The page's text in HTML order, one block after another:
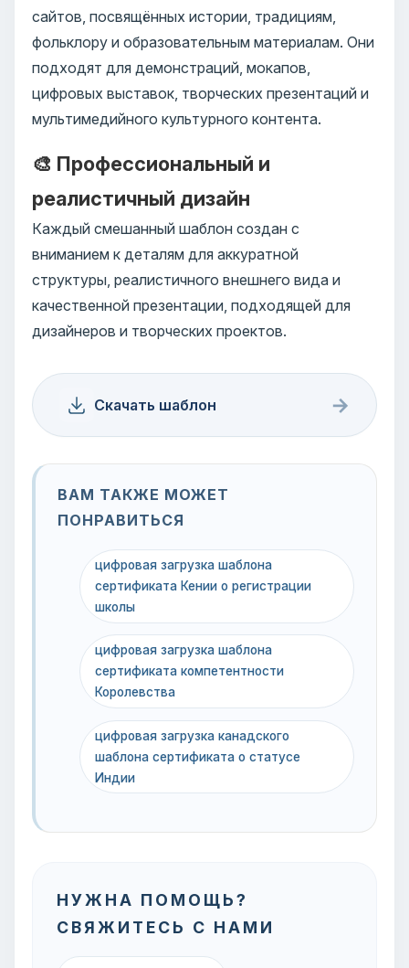
сайтов, посвящённых истории, традициям,
фольклору и образовательным материалам. Они
подходят для демонстраций, мокапов,
цифровых выставок, творческих презентаций и
мультимедийного культурного контента.
🎨 Профессиональный и
реалистичный дизайн
Каждый смешанный шаблон создан с
вниманием к деталям для аккуратной
структуры, реалистичного внешнего вида и
качественной презентации, подходящей для
дизайнеров и творческих проектов.
Скачать шаблон →
ВАМ ТАКЖЕ МОЖЕТ
ПОНРАВИТЬСЯ
цифровая загрузка шаблона
сертификата Кении о регистрации
школы
цифровая загрузка шаблона
сертификата компетентности
Королевства
цифровая загрузка канадского
шаблона сертификата о статусе
Индии
НУЖНА ПОМОЩЬ?
СВЯЖИТЕСЬ С НАМИ